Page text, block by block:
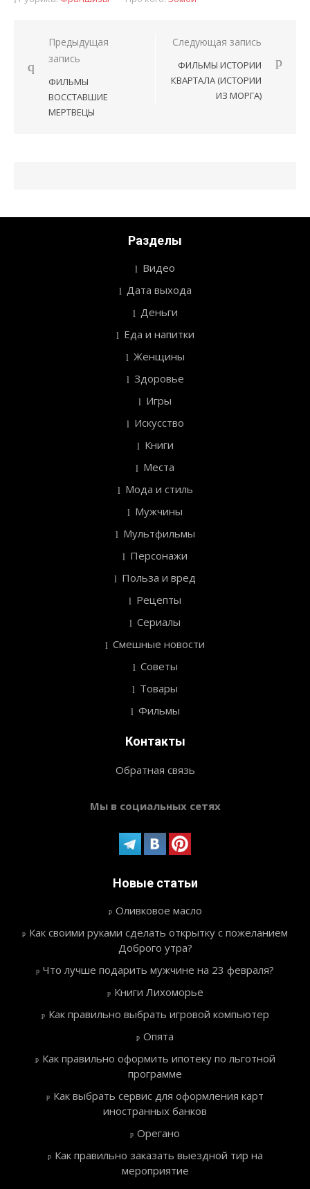
Навигация
по
записям
Предыдущая
запись
ФИЛЬМЫ
ВОССТАВШИЕ
МЕРТВЕЦЫ
Следующая запись
ФИЛЬМЫ ИСТОРИИ
КВАРТАЛА (ИСТОРИИ
ИЗ МОРГА)
Разделы
Видео
Дата выхода
Деньги
Еда и напитки
Женщины
Здоровье
Игры
Искусство
Книги
Места
Мода и стиль
Мужчины
Мультфильмы
Персонажи
Польза и вред
Рецепты
Сериалы
Смешные новости
Советы
Товары
Фильмы
Контакты
Обратная связь
Мы в социальных сетях
Новые статьи
Оливковое масло
Как своими руками сделать открытку с пожеланием
Доброго утра?
Что лучше подарить мужчине на 23 февраля?
Книги Лихоморье
Как правильно выбрать игровой компьютер
Опята
Как правильно оформить ипотеку по льготной
программе
Как выбрать сервис для оформления карт
иностранных банков
Орегано
Как правильно заказать выездной тир на
мероприятие